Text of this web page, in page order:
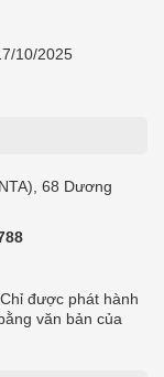
10/2025
68 Dương
được phát hành
văn bản của